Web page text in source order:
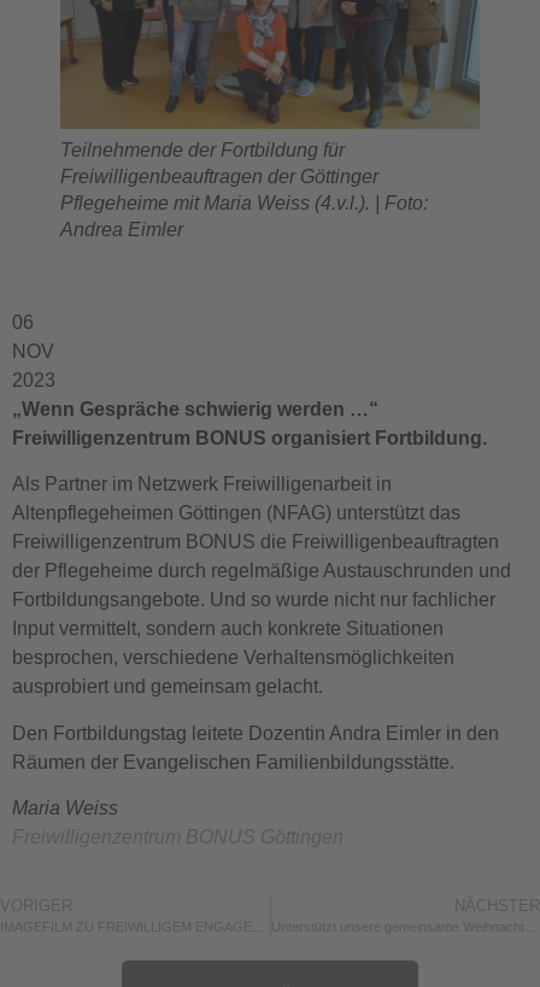
Teilnehmende der Fortbildung für
Freiwilligenbeauftragen der Göttinger
Pflegeheime mit Maria Weiss (4.v.l.). | Foto:
Andrea Eimler
06
NOV
2023
„Wenn Gespräche schwierig werden …“
Freiwilligenzentrum BONUS organisiert Fortbildung.
Als Partner im Netzwerk Freiwilligenarbeit in
Altenpflegeheimen Göttingen (NFAG) unterstützt das
Freiwilligenzentrum BONUS die Freiwilligenbeauftragten
der Pflegeheime durch regelmäßige Austauschrunden und
Fortbildungsangebote. Und so wurde nicht nur fachlicher
Input vermittelt, sondern auch konkrete Situationen
besprochen, verschiedene Verhaltensmöglichkeiten
ausprobiert und gemeinsam gelacht.
Den Fortbildungstag leitete Dozentin Andra Eimler in den
Räumen der Evangelischen Familienbildungsstätte.
Maria Weiss
Freiwilligenzentrum BONUS Göttingen
VORIGER NÄCHSTER